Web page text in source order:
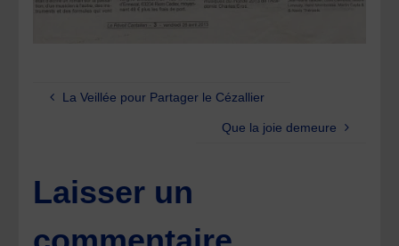
La Veillée pour Partager le Cézallier
Que la joie demeure
Laisser un